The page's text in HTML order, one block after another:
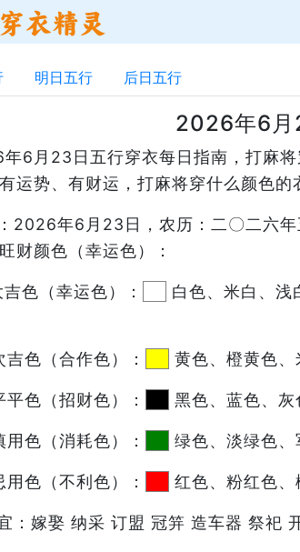
明日五行 后日五行
2026年6月
6月23日五行穿衣每日指南，打麻
运势、有财运，打麻将穿什么颜色的
2026年6月23日，农历：二〇二六
财颜色（幸运色）：
吉色（幸运色）：
白色、米白、浅
吉色（合作色）： 黄色、橙黄色、
平色（招财色）： 黑色、蓝色、灰
用色（消耗色）： 绿色、淡绿色、
用色（不利色）： 红色、粉红色、
：嫁娶 纳采 订盟 冠笄 造车器 祭祀